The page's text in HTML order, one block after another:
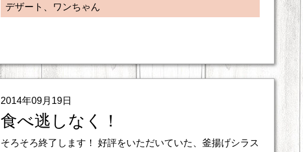
デザート、ワンちゃん
2014年09月19日
食べ逃しなく！
そろそろ終了します！ 好評をいただいていた、釜揚げシラス